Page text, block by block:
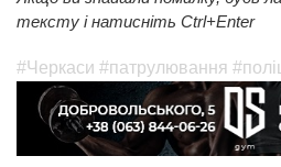
тексту і натисніть Ctrl+Enter
#Черкаси #патрулювання